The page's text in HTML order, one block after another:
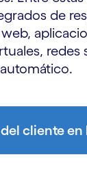
de
redes
cliente